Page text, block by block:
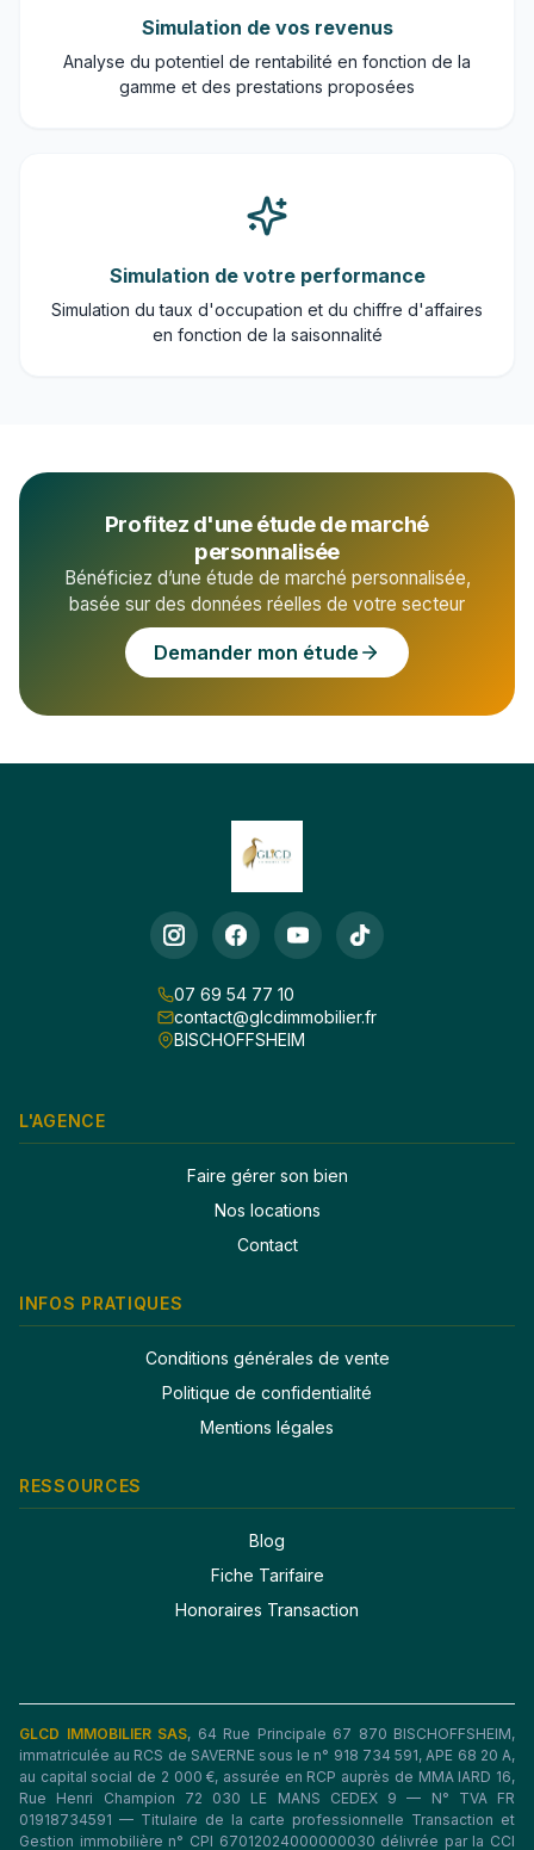
Simulation de vos revenus
Analyse du potentiel de rentabilité en fonction de la
gamme et des prestations proposées
Simulation de votre performance
Simulation du taux d'occupation et du chiffre d'affaires
en fonction de la saisonnalité
Profitez d'une étude de marché
personnalisée
Bénéficiez d’une étude de marché personnalisée,
basée sur des données réelles de votre secteur
Demander mon étude
07 69 54 77 10
contact@glcdimmobilier.fr
BISCHOFFSHEIM
L'AGENCE
Faire gérer son bien
Nos locations
Contact
INFOS PRATIQUES
Conditions générales de vente
Politique de confidentialité
Mentions légales
RESSOURCES
Blog
Fiche Tarifaire
Honoraires Transaction
GLCD IMMOBILIER SAS, 64 Rue Principale 67 870 BISCHOFFSHEIM,
immatriculée au RCS de SAVERNE sous le n° 918 734 591, APE 68 20 A,
au capital social de 2 000 €, assurée en RCP auprès de MMA IARD 16,
Rue Henri Champion 72 030 LE MANS CEDEX 9 — N° TVA FR
01918734591 — Titulaire de la carte professionnelle Transaction et
Gestion immobilière n° CPI 67012024000000030 délivrée par la CCI